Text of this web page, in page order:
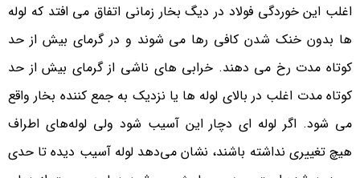
اغلب این خوردگی فولاد در دیگ بخار زمانی اتفاق می افتد که لوله
ها بدون خنک شدن کافی رها می شوند و در گرمای بیش از حد
کوتاه مدت رخ می دهند. خرابی های ناشی از گرمای بیش از حد
کوتاه مدت اغلب در بالای لوله ها یا نزدیک به جمع کننده بخار واقع
می شود. اگر لوله ای دچار این آسیب شود ولی لوله‌های اطراف
هیچ تغییری نداشته باشند، نشان می‌دهد لوله آسیب دیده تا حدی